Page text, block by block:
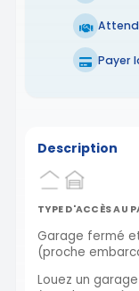
Payer
Description
TYPE D'ACCÈS AU
Garage fermé
(proche
Louez un